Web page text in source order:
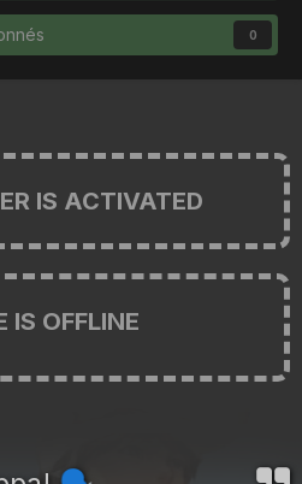
0
IS ACTIVATED
IS OFFLINE